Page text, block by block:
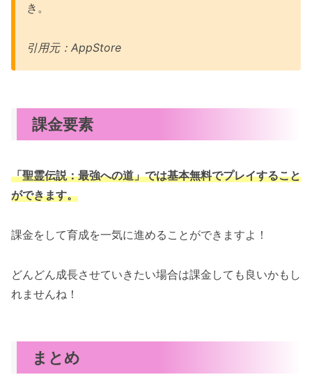
き。
引用元：AppStore
課金要素
「聖霊伝説：最強への道」では基本無料でプレイすること
ができます。
課金をして育成を一気に進めることができますよ！
どんどん成長させていきたい場合は課金しても良いかもし
れませんね！
まとめ